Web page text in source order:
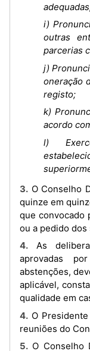
i)
outras
parcerias
j)
oneração
registo;
k)
acordo
l)
3. O Conselho Directivo reúne-se ordinariamente de
quinze em
que convocado
ou a pedido
4. As deliberações do Conselho Directivo são
aprovadas
abstenções,
aplicável,
qualidade em
4. O Presidente do Conselho Fiscal pode assistir às
reuniões do
5. O Conselho Directivo deve elaborar e aprovar o